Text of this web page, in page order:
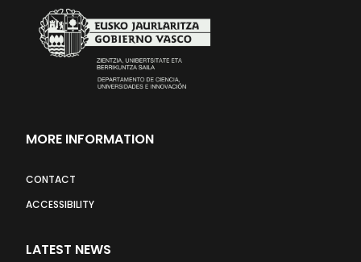
MORE INFORMATION
CONTACT
ACCESSIBILITY
LATEST NEWS